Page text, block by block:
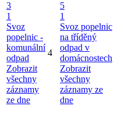
3
1
Svoz
popelnic -
komunální
odpad
Zobrazit
všechny
záznamy
ze dne
4
5
1
Svoz popelnic
na tříděný
odpad v
domácnostech
Zobrazit
všechny
záznamy ze
dne